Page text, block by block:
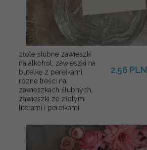
złote ślubne zawieszki
na alkohol, zawieszki na
butelkę z perełkami,
rózne treści na
zawieszkach ślubnych,
zawieszki ze złotymi
literami i perełkami
2.56 PLN